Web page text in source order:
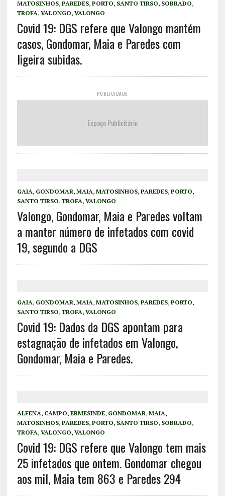
MATOSINHOS, PAREDES, PORTO, SANTO TIRSO, SOBRADO,
TROFA, VALONGO, VALONGO
Covid 19: DGS refere que Valongo mantém
casos, Gondomar, Maia e Paredes com
ligeira subidas.
PUBLICIDADE
Espaço Publicitário
GAIA, GONDOMAR, MAIA, MATOSINHOS, PAREDES, PORTO,
SANTO TIRSO, TROFA, VALONGO
Valongo, Gondomar, Maia e Paredes voltam
a manter número de infetados com covid
19, segundo a DGS
GAIA, GONDOMAR, MAIA, MATOSINHOS, PAREDES, PORTO,
SANTO TIRSO, TROFA, VALONGO
Covid 19: Dados da DGS apontam para
estagnação de infetados em Valongo,
Gondomar, Maia e Paredes.
ALFENA, CAMPO, ERMESINDE, GONDOMAR, MAIA,
MATOSINHOS, PAREDES, PORTO, SANTO TIRSO, SOBRADO,
TROFA, VALONGO, VALONGO
Covid 19: DGS refere que Valongo tem mais
25 infetados que ontem. Gondomar chegou
aos mil, Maia tem 863 e Paredes 294